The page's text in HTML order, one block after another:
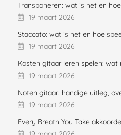
Transponeren: wat is het en
19 maart 2026
Staccato: wat is het en hoe
19 maart 2026
Kosten gitaar leren spelen:
19 maart 2026
Noten gitaar: handige uitleg,
19 maart 2026
Every Breath You Take